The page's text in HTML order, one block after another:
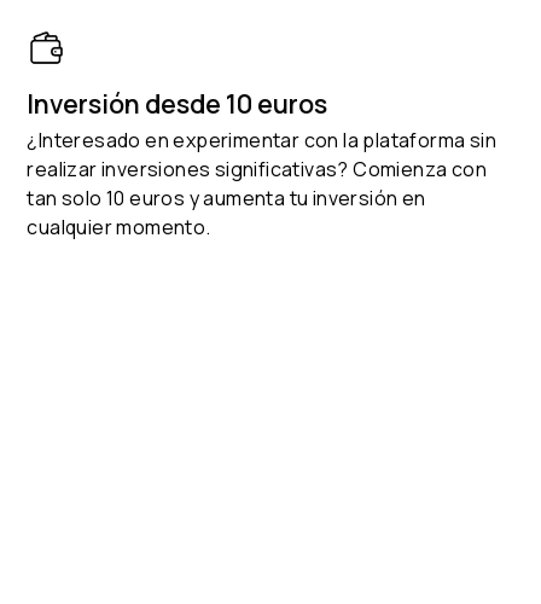
Inversión desde 10 euros
¿Interesado en experimentar con la plataforma sin
realizar inversiones significativas? Comienza con
tan solo 10 euros y aumenta tu inversión en
cualquier momento.